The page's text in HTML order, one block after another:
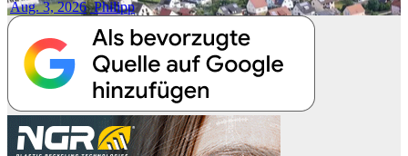
Aug. 3, 2026 Philipp